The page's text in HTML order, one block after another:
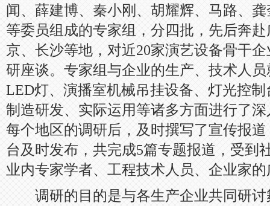
闻、薛建博、秦小刚、胡耀辉、马路、
等委员组成的专家组，分四批，先后奔
京、长沙等地，对近20家演艺设备骨干
研座谈。专家组与企业的生产、技术人
LED灯、演播室机械吊挂设备、灯光控
制造研发、实际运用等诸多方面进行了
每个地区的调研后，及时撰写了宣传报
台及时发布，共完成5篇专题报道，受到
业内专家学者、工程技术人员、企业家
调研的目的是与各生产企业共同研讨